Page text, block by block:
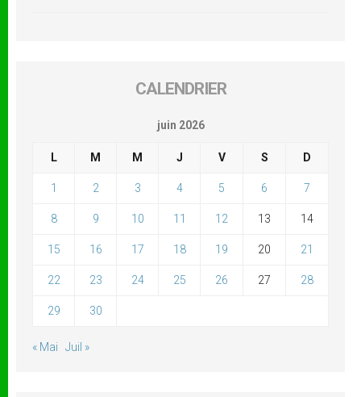
CALENDRIER
juin 2026
L M M J V S D
1 2 3 4 5 6 7
8 9 10 11 12 13 14
15 16 17 18 19 20 21
22 23 24 25 26 27 28
29 30
« Mai Juil »